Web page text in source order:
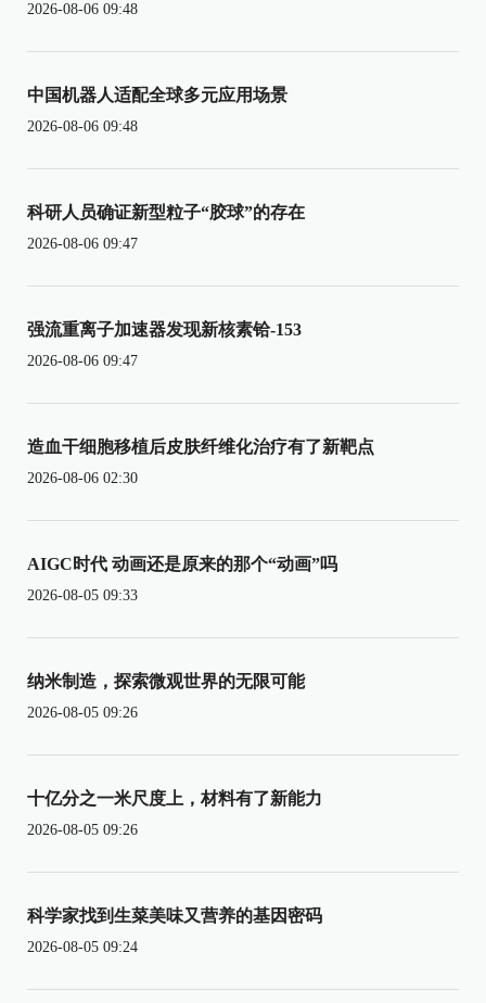
2026-08-06 09:48
中国机器人适配全球多元应用场景
2026-08-06 09:48
科研人员确证新型粒子“胶球”的存在
2026-08-06 09:47
强流重离子加速器发现新核素铪-153
2026-08-06 09:47
造血干细胞移植后皮肤纤维化治疗有了新靶点
2026-08-06 02:30
AIGC时代 动画还是原来的那个“动画”吗
2026-08-05 09:33
纳米制造，探索微观世界的无限可能
2026-08-05 09:26
十亿分之一米尺度上，材料有了新能力
2026-08-05 09:26
科学家找到生菜美味又营养的基因密码
2026-08-05 09:24